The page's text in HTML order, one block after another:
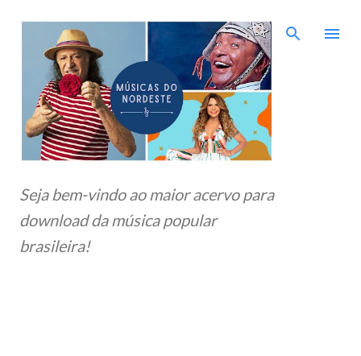
Pular para o conteúdo principal
Seja bem-vindo ao maior acervo para
download da música popular
brasileira!